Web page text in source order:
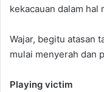
kekacauan dalam
Wajar, begitu atasan
mulai menyerah dan
Playing victim